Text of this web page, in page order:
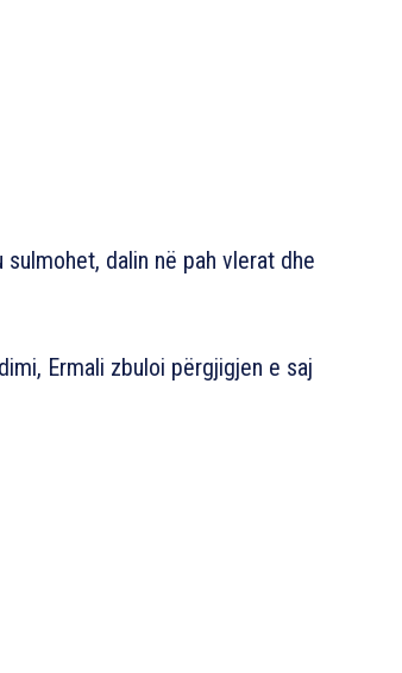
dalin në pah vlerat dhe
Ermali zbuloi përgjigjen e saj